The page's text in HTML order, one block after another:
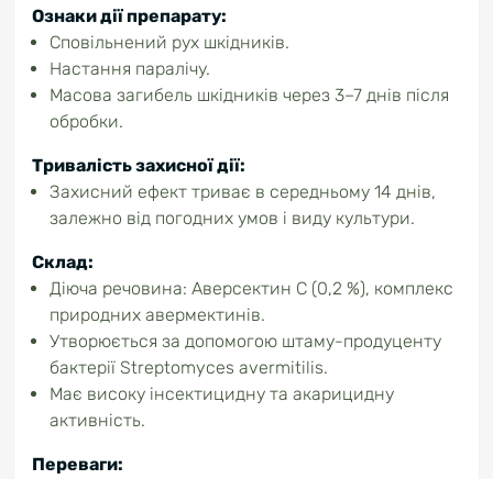
Ознаки дії препарату:
Сповільнений рух шкідників.
Настання паралічу.
Масова загибель шкідників через 3–7 днів після
обробки.
Тривалість захисної дії:
Захисний ефект триває в середньому 14 днів,
залежно від погодних умов і виду культури.
Склад:
Діюча речовина: Аверсектин С (0,2 %), комплекс
природних авермектинів.
Утворюється за допомогою штаму-продуценту
бактерії Streptomyces avermitilis.
Має високу інсектицидну та акарицидну
активність.
Переваги: